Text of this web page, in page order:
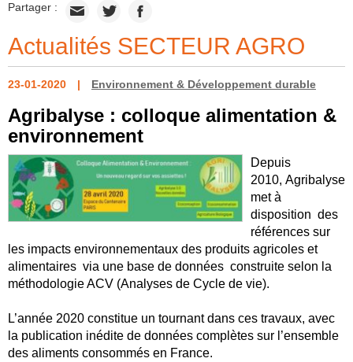
Partager :
Actualités SECTEUR AGRO
23-01-2020 Environnement & Développement durable
Agribalyse : colloque alimentation &
environnement
Depuis
2010, Agribalyse
met à
disposition des
références sur
les impacts environnementaux des produits agricoles et
alimentaires via une base de données construite selon la
méthodologie ACV (Analyses de Cycle de vie).
L’année 2020 constitue un tournant dans ces travaux, avec
la publication inédite de données complètes sur l’ensemble
des aliments consommés en France.